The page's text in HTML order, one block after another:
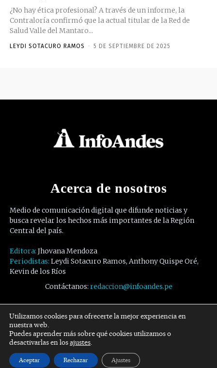
¿No hay ética profesional? A través de un informe, la
Contraloría confirmó que la actual titular de la Red de
Salud Valle del Mantaro...
LEYDI SOTACURO RAMOS - 5 DE SEPTIEMBRE DE 2025
Acerca de nosotros
Medio de comunicación digital que difunde noticias y
busca revelar los hechos más importantes de la Región
Central del país.
Editora: Jhovana Mendoza
Periodistas: Leydi Sotacuro Ramos, Anthony Quispe Oré,
Kevin de los Ríos
Contáctanos: redaccion@infoandes.pe
Síguenos
Facebook Twitter Youtube
Utilizamos cookies para ofrecerte la mejor experiencia en
nuestra web.
Puedes aprender más sobre qué cookies utilizamos o
desactivarlas en losajustes.
Aceptar Rechazar Ajustes